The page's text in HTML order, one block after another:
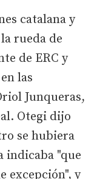
catalana y
rueda de
de ERC y
las
Junqueras,
Otegi dijo
se hubiera
indicaba "que
excepción", y